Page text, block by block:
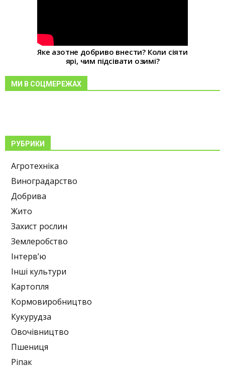
Яке азотне добриво внести? Коли сіяти
ярі, чим підсівати озимі?
МИ В СОЦМЕРЕЖАХ
РУБРИКИ
Агротехніка
Виноградарство
Добрива
Жито
Захист рослин
Землеробство
Інтерв’ю
Інші культури
Картопля
Кормовиробництво
Кукурудза
Овочівництво
Пшениця
Ріпак